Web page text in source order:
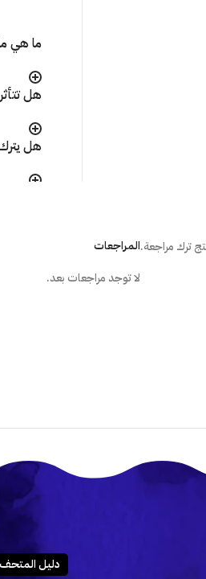
ما هي
هل
هل
المراجعات
لا توجد مراجعات بعد.
ترك مراجعة.
دليـل المتحـف